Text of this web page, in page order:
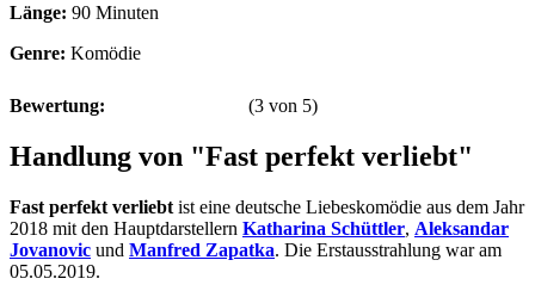
Länge: 90 Minuten
Genre: Komödie
Bewertung: (3 von 5)
Handlung von "Fast perfekt verliebt"
Fast perfekt verliebt ist eine deutsche Liebeskomödie aus dem Jahr
2018 mit den Hauptdarstellern Katharina Schüttler, Aleksandar
Jovanovic und Manfred Zapatka. Die Erstausstrahlung war am
05.05.2019.